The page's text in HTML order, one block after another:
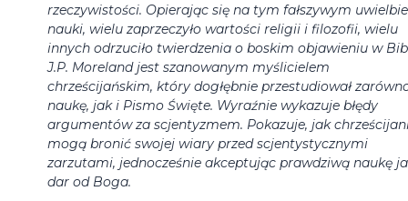
rzeczywistości. Opierając się na tym fałszywym
nauki, wielu zaprzeczyło wartości religii i filozofii, wielu
innych odrzuciło twierdzenia o boskim objawieniu w
J.P. Moreland jest szanowanym myślicielem
chrześcijańskim, który dogłębnie przestudiował
naukę, jak i Pismo Święte. Wyraźnie wykazuje błędy
argumentów za scjentyzmem. Pokazuje, jak
mogą bronić swojej wiary przed scjentystycznymi
zarzutami, jednocześnie akceptując prawdziwą naukę
dar od Boga.